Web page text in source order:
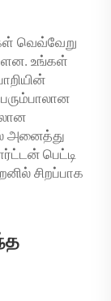
வெவ்வேறு
உங்கள்
அனைத்து
பெட்டி
சிறப்பாக